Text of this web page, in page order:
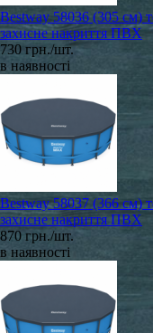
Bestway 58036 (305 см)
захисне накриття ПВХ
730 грн./шт.
в наявності
Bestway 58037 (366 см)
захисне накриття ПВХ
870 грн./шт.
в наявності